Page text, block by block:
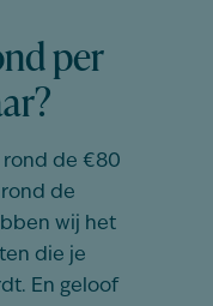
per
rond de €80
de
wij het
die je
En geloof